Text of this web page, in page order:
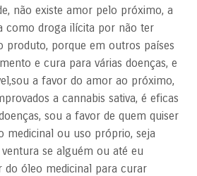
não existe amor pelo próximo, a
como droga ilícita por não ter
produto, porque em outros países
e cura para várias doenças, e
a favor do amor ao próximo,
a cannabis sativa, é eficas
sou a favor de quem quiser
medicinal ou uso próprio, seja
se alguém ou até eu
do óleo medicinal para curar